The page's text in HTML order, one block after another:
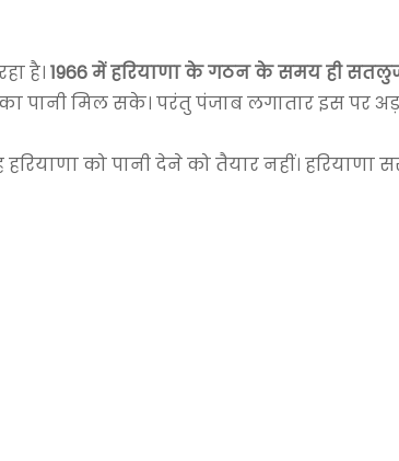
है। 1966 में हरियाणा के गठन के समय ही
पानी मिल सके। परंतु पंजाब लगातार इस पर
को पानी देने को तैयार नहीं। हरियाणा